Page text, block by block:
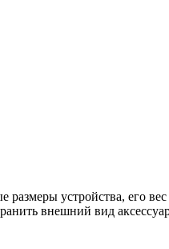
размеры устройства, его
внешний вид